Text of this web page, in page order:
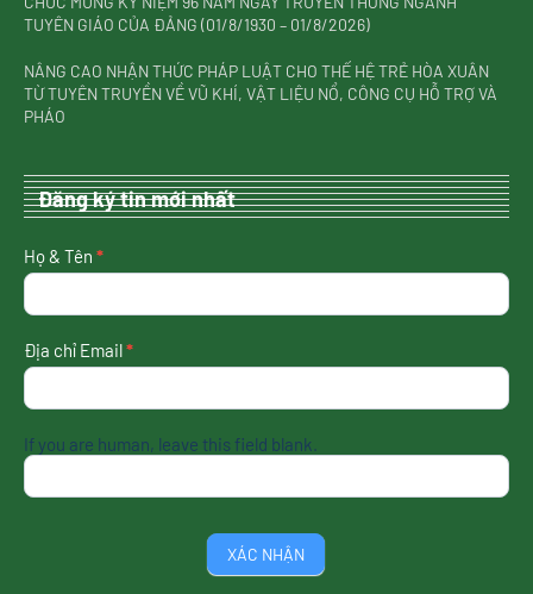
TUYÊN GIÁO CỦA ĐẢNG (01/8/1930 – 01/8/2026)
NÂNG CAO NHẬN THỨC PHÁP LUẬT CHO THẾ HỆ TRẺ HÒA XUÂN
TỪ TUYÊN TRUYỀN VỀ VŨ KHÍ, VẬT LIỆU NỔ, CÔNG CỤ HỖ TRỢ VÀ
PHÁO
Đăng ký tin mới nhất
nhận
tin
nhất
Họ & Tên *
Địa chỉ Email*
If you are human, leave this field blank.
XÁC NHẬN